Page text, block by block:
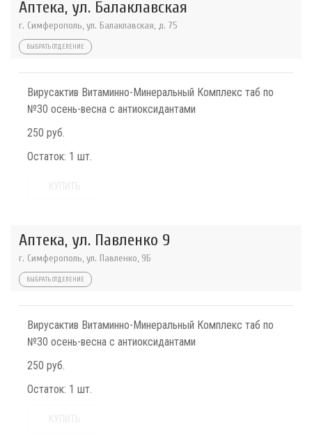
Аптека, ул. Балаклавская
г. Симферополь, ул. Балаклавская, д. 75
ВЫБРАТЬ ОТДЕЛЕНИЕ
Вирусактив Витаминно-Минеральный Комплекс таб по
№30 осень-весна с антиоксидантами
250 руб.
Остаток: 1 шт.
Аптека, ул. Павленко 9
г. Симферополь, ул. Павленко, 9Б
ВЫБРАТЬ ОТДЕЛЕНИЕ
Вирусактив Витаминно-Минеральный Комплекс таб по
№30 осень-весна с антиоксидантами
250 руб.
Остаток: 1 шт.